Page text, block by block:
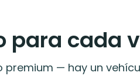
para cada
— hay un